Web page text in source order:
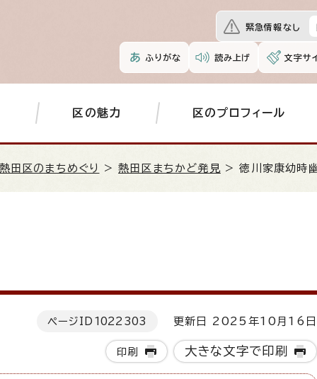
緊急情報なし
ふりがな 読み上げ 文字サ
区の魅力 区のプロフィール
熱田区のまちめぐり >熱田区まちかど発見> 徳川家康幼時
ページID 1022303 更新日 2025年10月16日
印刷 大きな文字で印刷